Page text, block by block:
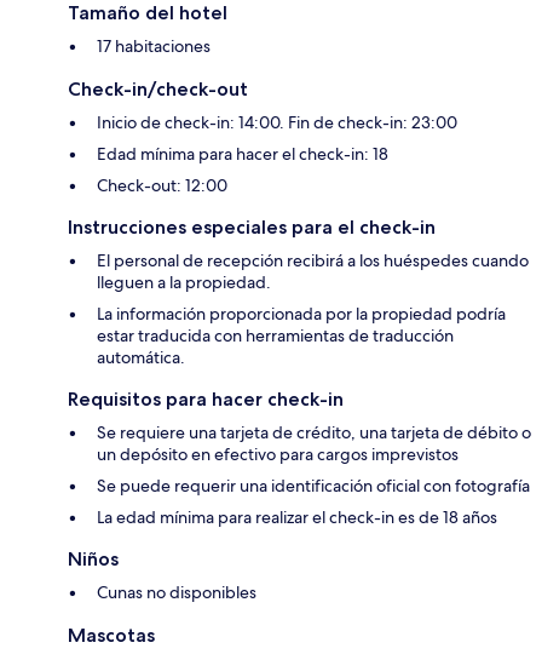
Tamaño del hotel
17 habitaciones
Check-in/check-out
Inicio de check-in: 14:00. Fin de check-in: 23:00
Edad mínima para hacer el check-in: 18
Check-out: 12:00
Instrucciones especiales para el check-in
El personal de recepción recibirá a los huéspedes cuando
lleguen a la propiedad.
La información proporcionada por la propiedad podría
estar traducida con herramientas de traducción
automática.
Requisitos para hacer check-in
Se requiere una tarjeta de crédito, una tarjeta de débito o
un depósito en efectivo para cargos imprevistos
Se puede requerir una identificación oficial con fotografía
La edad mínima para realizar el check-in es de 18 años
Niños
Cunas no disponibles
Mascotas